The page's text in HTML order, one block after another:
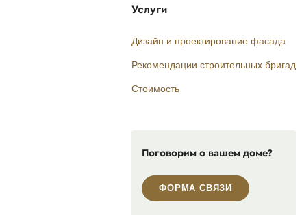
Услуги
Дизайн и проектирование фасада
Рекомендации строительных бригад
Стоимость
Поговорим о вашем доме?
ФОРМА СВЯЗИ